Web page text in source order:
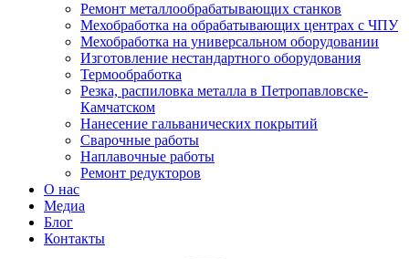
Ремонт металлообрабатывающих станков
Мехобработка на обрабатывающих центрах с ЧПУ
Мехобработка на универсальном оборудовании
Изготовление нестандартного оборудования
Термообработка
Резка, распиловка металла в Петропавловске-
Камчатском
Нанесение гальванических покрытий
Сварочные работы
Наплавочные работы
Ремонт редукторов
О нас
Медиа
Блог
Контакты